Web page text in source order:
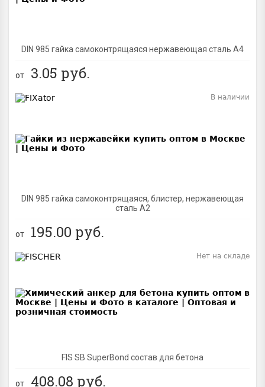
DIN 985 гайка самоконтрящаяся нержавеющая сталь A4
от 3.05 руб.
DIN 985 гайка самоконтрящаяся, блистер, нержавеющая
сталь A2
В наличии
от 195.00 руб.
FIS SB SuperBond состав для бетона
Нет на складе
от 408.08 руб.